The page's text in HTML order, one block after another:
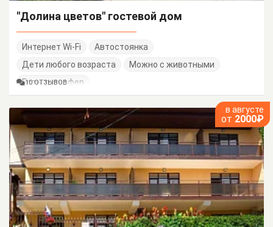
"Долина цветов" гостевой дом
Интернет Wi-Fi
Автостоянка
Дети любого возраста
Можно с животными
Есть трансфер
10 ОТЗЫВОВ
в августе
от 2000₽